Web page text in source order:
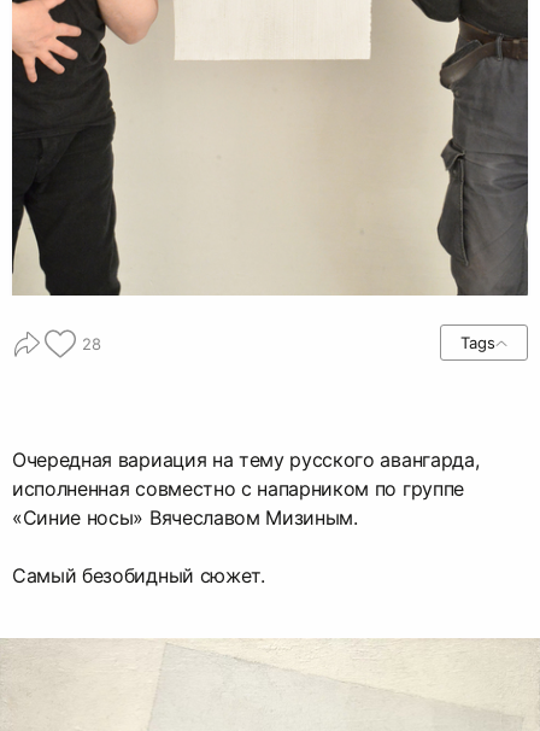
28 Tags
Очередная вариация на тему русского авангарда,
исполненная совместно с напарником по группе
«Синие носы» Вячеславом Мизиным.
Самый безобидный сюжет.